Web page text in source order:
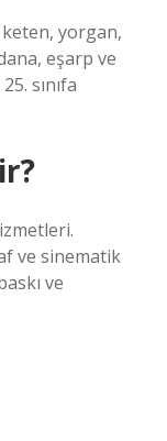
yorgan,
eşarp ve
sınıfa
ve sinematik
ve